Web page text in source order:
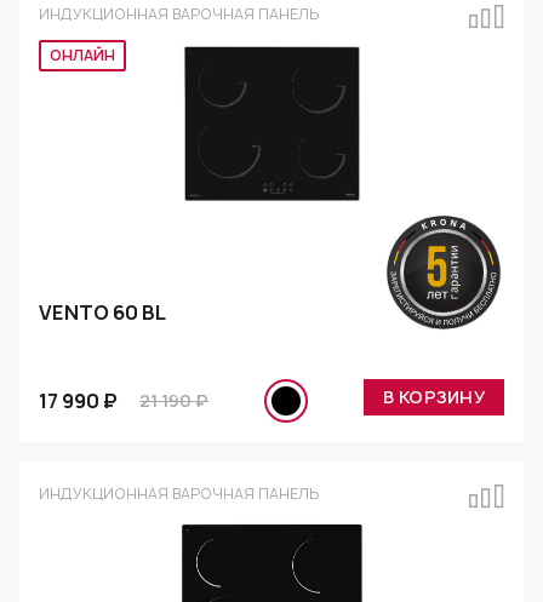
ИНДУКЦИОННАЯ ВАРОЧНАЯ ПАНЕЛЬ
ОНЛАЙН
VENTO 60 BL
17 990 ₽ 21 190 ₽ В КОРЗИНУ
ИНДУКЦИОННАЯ ВАРОЧНАЯ ПАНЕЛЬ